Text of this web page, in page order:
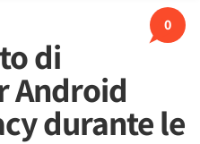
0
di
Android
durante le